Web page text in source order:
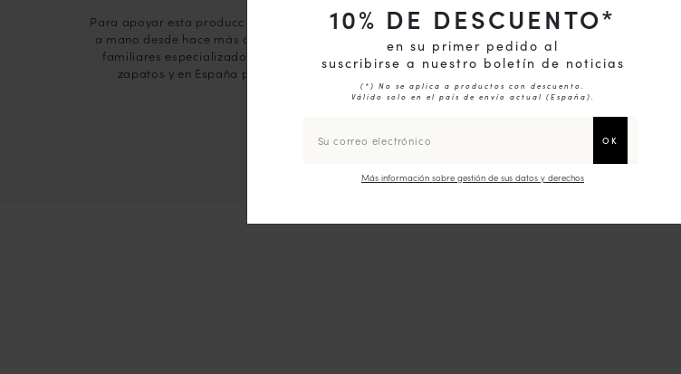
Para apoyar esta producción, trabajamos mano
a mano desde hace más de 10 años con talleres
familiares especializados en Portugal para los
zapatos y en España para la marroquinería.
10% DE DESCUENTO*
en su primer pedido al
suscribirse a nuestro boletín de noticias
(*) No se aplica a productos con descuento.
Válido solo en el país de envío actual (España).
Más información sobre gestión de sus datos y derechos